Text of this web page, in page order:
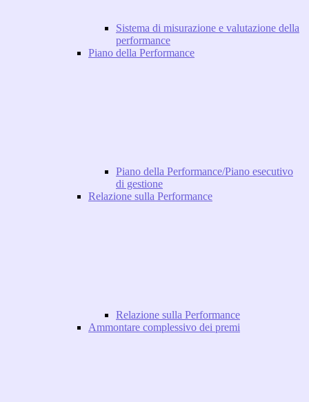
Sistema di misurazione e valutazione della
performance
Piano della Performance
Piano della Performance/Piano esecutivo
di gestione
Relazione sulla Performance
Relazione sulla Performance
Ammontare complessivo dei premi